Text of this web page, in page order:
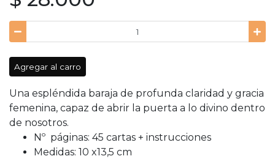
Agregar al carro
Una espléndida baraja de profunda claridad y gracia
femenina, capaz de abrir la puerta a lo divino dentro
de nosotros.
Nº páginas: 45 cartas + instrucciones
Medidas: 10 x13,5 cm